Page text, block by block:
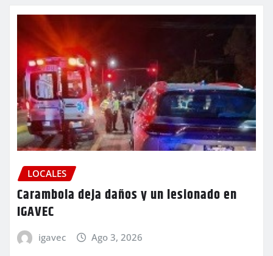
LOCALES
Carambola deja daños y un lesionado en
IGAVEC
igavec Ago 3, 2026